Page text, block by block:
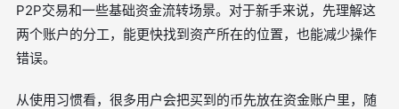
P2P交易和一些基础资金流转场景。对于新手来说，先理解这
两个账户的分工，能更快找到资产所在的位置，也能减少操作
错误。
从使用习惯看，很多用户会把买到的币先放在资金账户里，随